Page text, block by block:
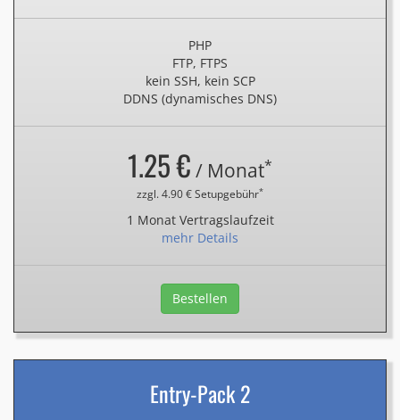
PHP
FTP, FTPS
kein SSH, kein SCP
DDNS (dynamisches DNS)
1.25 € / Monat*
zzgl. 4.90 € Setupgebühr*
1 Monat Vertragslaufzeit
mehr Details
Bestellen
Entry-Pack 2